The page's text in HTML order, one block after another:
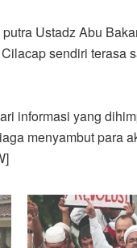
Ustadz Abu
sendiri terasa
informasi yang
menyambut para